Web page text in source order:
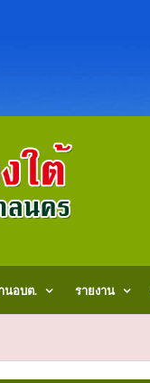
นอบต. รายงาน